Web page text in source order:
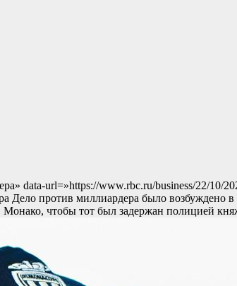
data-url=»https://www.rbc.ru/business/22/10/
Дело против миллиардера было возбуждено
чтобы тот был задержан полицией